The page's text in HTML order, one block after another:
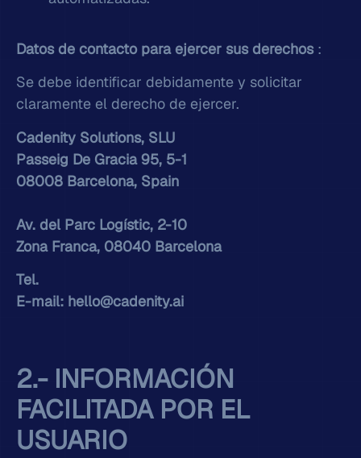
Datos de contacto para ejercer sus derechos:
Se debe identificar debidamente y solicitar
claramente el derecho de ejercer.
Cadenity Solutions, SLU
Passeig De Gracia 95, 5-1
08008 Barcelona, Spain
Av. del Parc Logístic, 2-10
Zona Franca, 08040 Barcelona
Tel.
E-mail: hello@cadenity.ai
2.- INFORMACIÓN
FACILITADA POR EL
USUARIO